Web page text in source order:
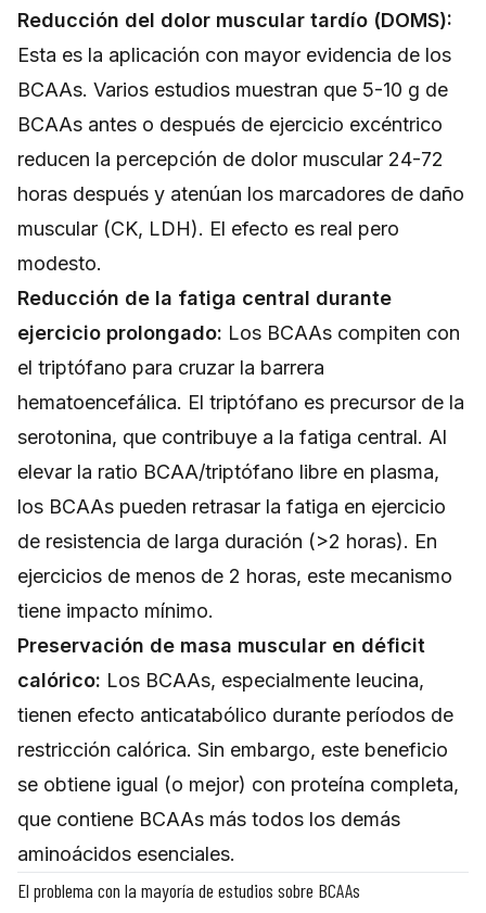
Reducción del dolor muscular tardío (DOMS):
Esta es la aplicación con mayor evidencia de los
BCAAs. Varios estudios muestran que 5-10 g de
BCAAs antes o después de ejercicio excéntrico
reducen la percepción de dolor muscular 24-72
horas después y atenúan los marcadores de daño
muscular (CK, LDH). El efecto es real pero
modesto.
Reducción de la fatiga central durante
ejercicio prolongado: Los BCAAs compiten con
el triptófano para cruzar la barrera
hematoencefálica. El triptófano es precursor de la
serotonina, que contribuye a la fatiga central. Al
elevar la ratio BCAA/triptófano libre en plasma,
los BCAAs pueden retrasar la fatiga en ejercicio
de resistencia de larga duración (>2 horas). En
ejercicios de menos de 2 horas, este mecanismo
tiene impacto mínimo.
Preservación de masa muscular en déficit
calórico: Los BCAAs, especialmente leucina,
tienen efecto anticatabólico durante períodos de
restricción calórica. Sin embargo, este beneficio
se obtiene igual (o mejor) con proteína completa,
que contiene BCAAs más todos los demás
aminoácidos esenciales.
El problema con la mayoría de estudios sobre BCAAs